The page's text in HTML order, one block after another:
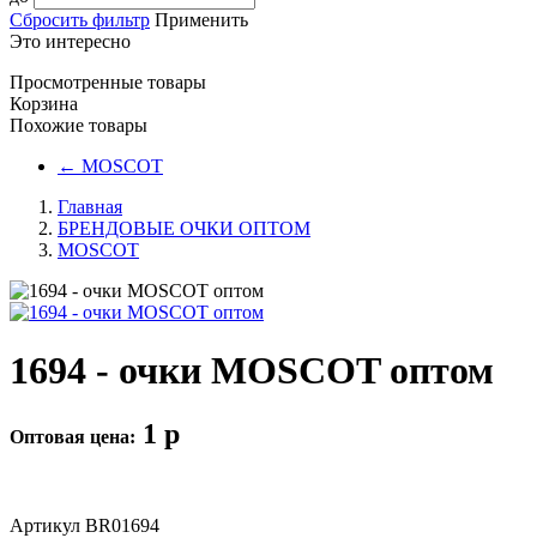
Сбросить фильтр Применить
Это интересно
Просмотренные товары
Корзина
Похожие товары
← MOSCOT
Главная
БРЕНДОВЫЕ ОЧКИ ОПТОМ
MOSCOT
1694 - очки MOSCOT оптом
Оптовая цена: 1 p
Артикул BR01694